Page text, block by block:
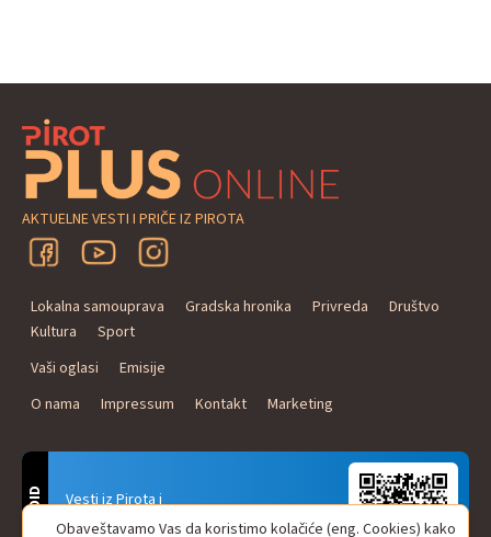
AKTUELNE VESTI I PRIČE IZ PIROTA
Lokalna samouprava Gradska hronika Privreda
Društvo
Kultura
Sport
Vaši oglasi
Emisije
O nama
Impressum Kontakt Marketing
Vesti iz Pirota i
Naxi Plus Radio
ANDROID Obaveštavamo Vas da koristimo kolačiće (eng. Cookies) kako